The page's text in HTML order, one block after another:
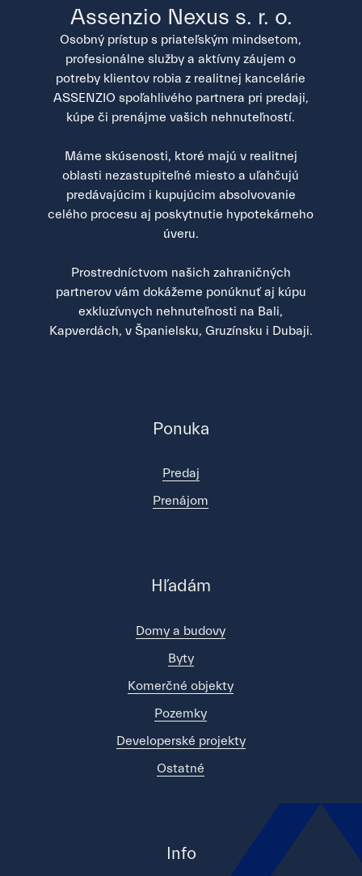
Assenzio Nexus s. r. o.
Osobný prístup s priateľským mindsetom,
profesionálne služby a aktívny záujem o
potreby klientov robia z realitnej kancelárie
ASSENZIO spoľahlivého partnera pri predaji,
kúpe či prenájme vašich nehnuteľností.
Máme skúsenosti, ktoré majú v realitnej
oblasti nezastupiteľné miesto a uľahčujú
predávajúcim i kupujúcim absolvovanie
celého procesu aj poskytnutie hypotekárneho
úveru.
Prostredníctvom našich zahraničných
partnerov vám dokážeme ponúknuť aj kúpu
exkluzívnych nehnuteľnosti na Bali,
Kapverdách, v Španielsku, Gruzínsku i Dubaji.
Ponuka
Predaj
Prenájom
Hľadám
Domy a budovy
Byty
Komerčné objekty
Pozemky
Developerské projekty
Ostatné
Info